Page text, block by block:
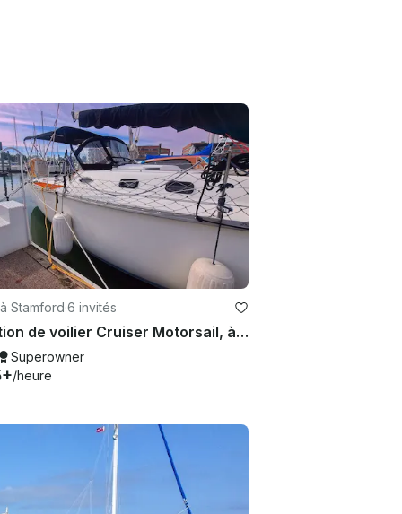
Stamford·6 invités
Location de voilier Cruiser Motorsail, à Stamford, dans le Connecticut
Superowner
/heure